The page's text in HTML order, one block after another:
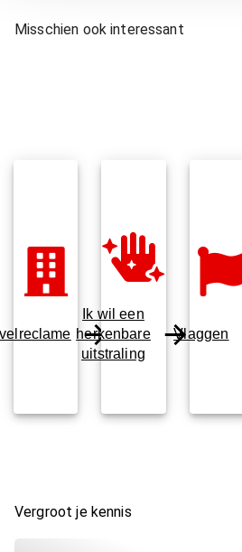
Misschien ook interessant
Ik wil een
herkenbare
uitstraling
Vlaggen
Vergroot je kennis